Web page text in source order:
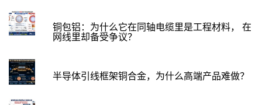
铜包铝：为什么它在同轴电缆里是工程材料， 在
网线里却备受争议？
半导体引线框架铜合金，为什么高端产品难做？